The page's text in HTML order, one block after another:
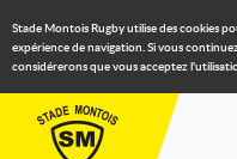
Stade Montois Rugby utilise des cookies
expérience de navigation. Si vous
considérerons que vous acceptez